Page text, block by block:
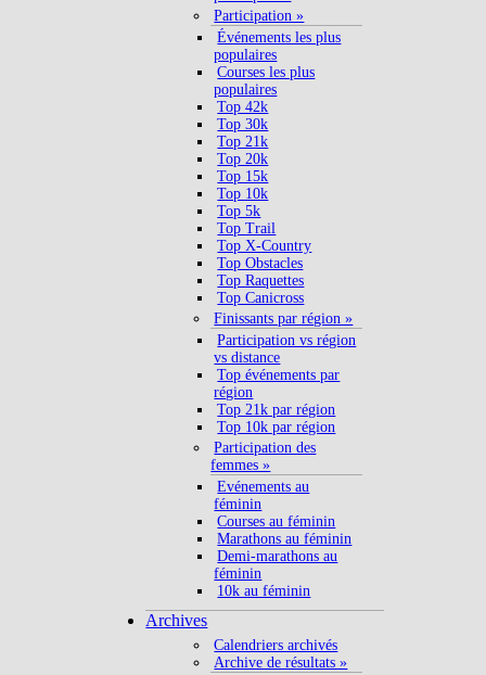
Participation »
Événements les plus
populaires
Courses les plus
populaires
Top 42k
Top 30k
Top 21k
Top 20k
Top 15k
Top 10k
Top 5k
Top Trail
Top X-Country
Top Obstacles
Top Raquettes
Top Canicross
Finissants par région »
Participation vs région
vs distance
Top événements par
région
Top 21k par région
Top 10k par région
Participation des
femmes »
Evénements au
féminin
Courses au féminin
Marathons au féminin
Demi-marathons au
féminin
10k au féminin
Archives
Calendriers archivés
Archive de résultats »